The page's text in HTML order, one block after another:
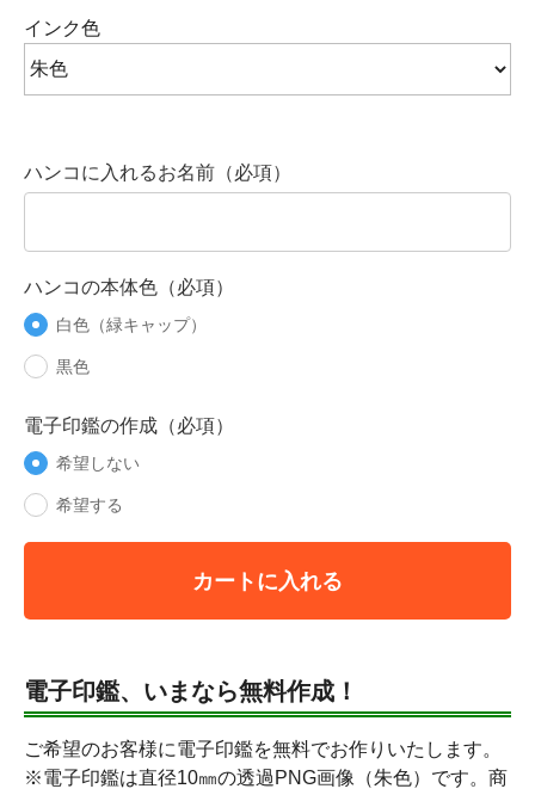
インク色
ハンコに入れるお名前（必項）
ハンコの本体色（必項）
白色（緑キャップ）
黒色
電子印鑑の作成（必項）
希望しない
希望する
カートに入れる
電子印鑑、いまなら無料作成！
ご希望のお客様に電子印鑑を無料でお作りいたします。
※電子印鑑は直径10㎜の透過PNG画像（朱色）です。商